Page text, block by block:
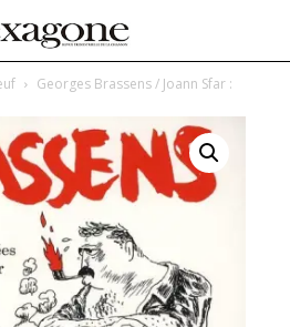
Georges Brassens / Joann Sfar :